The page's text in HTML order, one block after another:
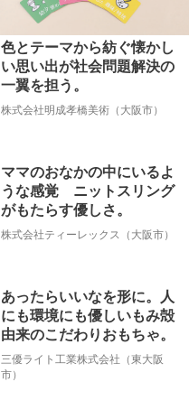
色とテーマから紡ぐ懐かし
い思い出が社会問題解決の
一翼を担う。
株式会社明成孝橋美術（大阪市）
ママのおなかの中にいるよ
うな感覚 ニットスリング
がもたらす優しさ。
株式会社ティーレックス（大阪市）
あったらいいなを形に。人
にも環境にも優しいもみ殻
由来のこだわりおもちゃ。
三優ライト工業株式会社（東大阪
市）